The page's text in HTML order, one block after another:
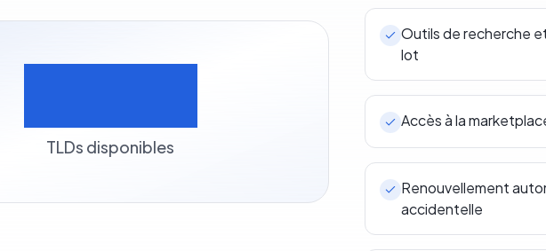
TLDs disponibles
Outils de recherche
lot
Accès à la
Renouvellement
accidentelle